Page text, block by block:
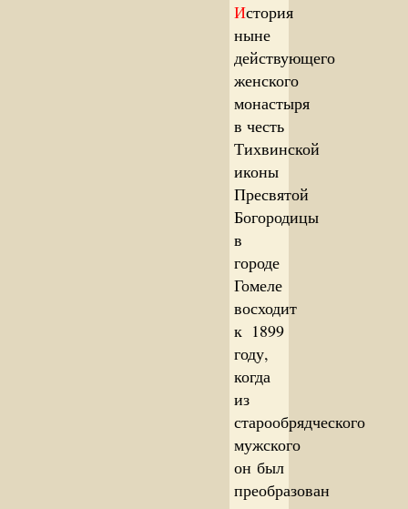
История
ныне
действующего
женского
монастыря
в честь
Тихвинской
иконы
Пресвятой
Богородицы
в
городе
Гомеле
восходит
к 1899
году,
когда
из
старообрядческого
мужского
он был
преобразован